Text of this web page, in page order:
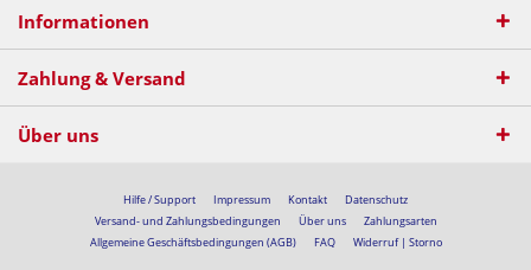
Informationen
Zahlung & Versand
Über uns
Hilfe / Support Impressum Kontakt
Datenschutz
Versand- und Zahlungsbedingungen
Über uns
Zahlungsarten
Allgemeine Geschäftsbedingungen (AGB)
FAQ Widerruf | Storno